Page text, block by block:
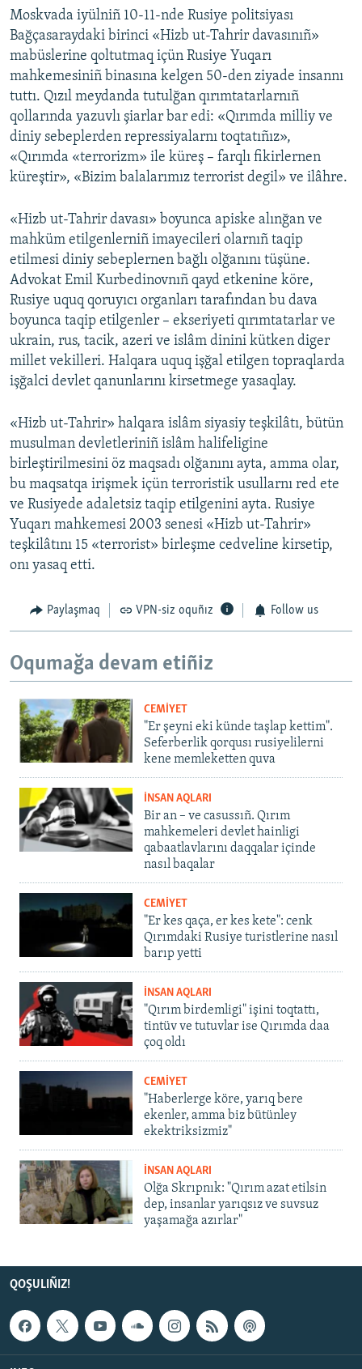
Moskvada iyülniñ 10-11-nde Rusiye politsiyası
Bağçasaraydaki birinci «Hizb ut-Tahrir davasınıñ»
mabüslerine qoltutmaq içün Rusiye Yuqarı
mahkemesiniñ binasına kelgen 50-den ziyade insannı
tuttı. Qızıl meydanda tutulğan qırımtatarlarnıñ
qollarında yazuvlı şiarlar bar edi: «Qırımda milliy ve
diniy sebeplerden repressiyalarnı toqtatıñız»,
«Qırımda «terrorizm» ile küreş – farqlı fikirlernen
küreştir», «Bizim balalarımız terrorist degil» ve ilâhre.
«Hizb ut-Tahrir davası» boyunca apiske alınğan ve
mahküm etilgenlerniñ imayecileri olarnıñ taqip
etilmesi diniy sebeplernen bağlı olğanını tüşüne.
Advokat Emil Kurbedinovnıñ qayd etkenine köre,
Rusiye uquq qoruyıcı organları tarafından bu dava
boyunca taqip etilgenler – ekseriyeti qırımtatarlar ve
ukrain, rus, tacik, azeri ve islâm dinini kütken diger
millet vekilleri. Halqara uquq işğal etilgen topraqlarda
işğalci devlet qanunlarını kirsetmege yasaqlay.
«Hizb ut-Tahrir» halqara islâm siyasiy teşkilâtı, bütün
musulman devletleriniñ islâm halifeligine
birleştirilmesini öz maqsadı olğanını ayta, amma olar,
bu maqsatqa irişmek içün terroristik usullarnı red ete
ve Rusiyede adaletsiz taqip etilgenini ayta. Rusiye
Yuqarı mahkemesi 2003 senesi «Hizb ut-Tahrir»
teşkilâtını 15 «terrorist» birleşme cedveline kirsetip,
onı yasaq etti.
Paylaşmaq VPN-siz oquñız Follow us
Oqumağa devam etiñiz
CEMİYET
"Er şeyni eki künde taşlap kettim".
Seferberlik qorqusı rusiyelilerni
kene memleketten quva
İNSAN AQLARI
Bir an – ve casussıñ. Qırım
mahkemeleri devlet hainligi
qabaatlavlarını daqqalar içinde
nasıl baqalar
CEMİYET
"Er kes qaça, er kes kete": cenk
Qırımdaki Rusiye turistlerine nasıl
barıp yetti
İNSAN AQLARI
"Qırım birdemligi" işini toqtattı,
tintüv ve tutuvlar ise Qırımda daa
çoq oldı
CEMİYET
"Haberlerge köre, yarıq bere
ekenler, amma biz bütünley
ekektriksizmiz"
İNSAN AQLARI
Olğa Skrıpnık: "Qırım azat etilsin
dep, insanlar yarıqsız ve suvsuz
yaşamağa azırlar"
QOŞULIÑIZ!